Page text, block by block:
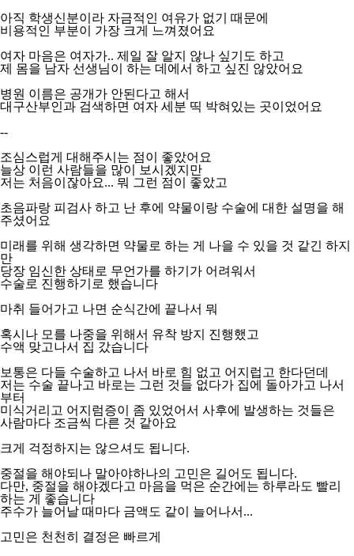
아직 학생신분이라 자금적인 여유가 없기 때문에
비용적인 부분이 가장 크게 느껴졌어요
여자 마음은 여자가.. 제일 잘 알지 않나 싶기도 하고
제 몸을 남자 선생님이 하는 데에서 하고 싶진 않았어요
병원 이름은 공개가 안된다고 해서
대구산부인과 검색하면 여자 세분 띡 박혀있는 곳이었어요
--
조심스럽게 대해주시는 점이 좋았어요
늘상 이런 사람들을 많이 보시겠지만
저는 처음이잖아요... 뭐 그런 점이 좋았고
초음파랑 피검사 하고 난 후에 약물이랑 수술에 대한 설명을 해
주셨어요
미래를 위해 생각하면 약물로 하는 게 나을 수 있을 것 같긴 하지
만
당장 임신한 상태로 무언가를 하기가 어려워서
수술로 진행하기로 했습니다
마취 들어가고 나면 순식간에 끝나서 뭐
혹시나 모를 나중을 위해서 유착 방지 진행했고
수액 맞고나서 집 갔습니다
보통은 다들 수술하고 나서 바로 힘 없고 어지럽고 한다던데
저는 수술 끝나고 바로는 그런 것들 없다가 집에 돌아가고 나서
부터
미식거리고 어지럼증이 좀 있었어서 사후에 발생하는 것들은
사람마다 조금씩 다른 것 같아요
크게 걱정하지는 않으셔도 됩니다.
중절을 해야되나 말아야하나의 고민은 길어도 됩니다.
다만, 중절을 해야겠다고 마음을 먹은 순간에는 하루라도 빨리
하는 게 좋습니다
주수가 늘어날 때마다 금액도 같이 늘어나서...
고민은 천천히 결정은 빠르게